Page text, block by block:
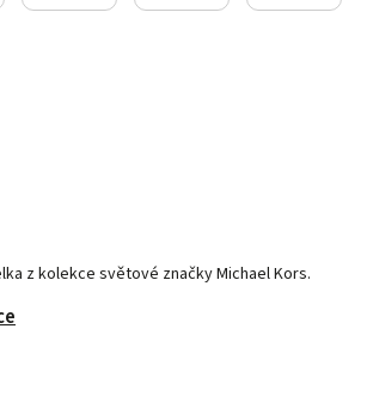
z kolekce světové značky Michael Kors.